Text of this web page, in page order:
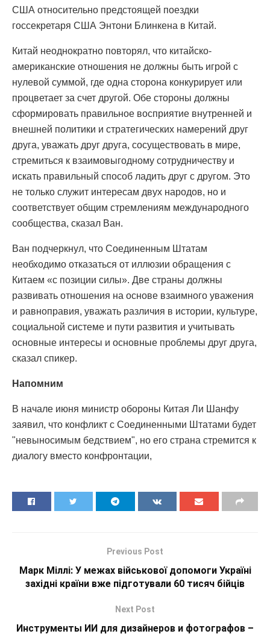
США относительно предстоящей поездки
госсекретаря США Энтони Блинкена в Китай.
Китай неоднократно повторял, что китайско-
американские отношения не должны быть игрой с
нулевой суммой, где одна сторона конкурирует или
процветает за счет другой. Обе стороны должны
сформировать правильное восприятие внутренней и
внешней политики и стратегических намерений друг
друга, уважать друг друга, сосуществовать в мире,
стремиться к взаимовыгодному сотрудничеству и
искать правильный способ ладить друг с другом. Это
не только служит интересам двух народов, но и
соответствует общим стремлениям международного
сообщества, сказал Ван.
Ван подчеркнул, что Соединенным Штатам
необходимо отказаться от иллюзии обращения с
Китаем «с позиции силы». Две страны должны
развивать отношения на основе взаимного уважения
и равноправия, уважать различия в истории, культуре,
социальной системе и пути развития и учитывать
основные интересы и основные проблемы друг друга,
сказал спикер.
Напомним
В начале июня министр обороны Китая Ли Шанфу
заявил, что конфликт с Соединенными Штатами будет
"невыносимым бедствием", но его страна стремится к
диалогу вместо конфронтации,
Previous Post
Марк Міллі: У межах військової допомоги Україні
західні країни вже підготували 60 тисяч бійців
Next Post
Инструменты ИИ для дизайнеров и фотографов –